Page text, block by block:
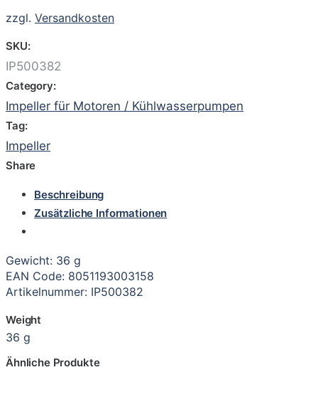
zzgl. Versandkosten
SKU:
IP500382
Category:
Impeller für Motoren / Kühlwasserpumpen
Tag:
Impeller
Share
Beschreibung
Zusätzliche Informationen
Gewicht: 36 g
EAN Code: 8051193003158
Artikelnummer: IP500382
Weight
36 g
Ähnliche Produkte